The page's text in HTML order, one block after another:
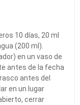
10 días, 20 ml
(200 ml).
en un vaso de
antes de la fecha
antes del
en un lugar
cerrar